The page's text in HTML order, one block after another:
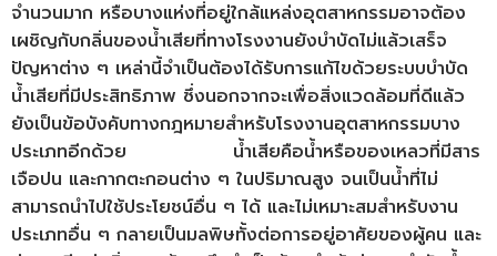
จำนวนมาก หรือบางแห่งที่อยู่ใกล้แหล่งอุตสาหกรรมอาจต้อง
เผชิญกับกลิ่นของน้ำเสียที่ทางโรงงานยังบำบัดไม่แล้วเสร็จ
ปัญหาต่าง ๆ เหล่านี้จำเป็นต้องได้รับการแก้ไขด้วยระบบบำบัด
น้ำเสียที่มีประสิทธิภาพ ซึ่งนอกจากจะเพื่อสิ่งแวดล้อมที่ดีแล้ว
ยังเป็นข้อบังคับทางกฎหมายสำหรับโรงงานอุตสาหกรรมบาง
ประเภทอีกด้วย น้ำเสียคือน้ำหรือของเหลวที่มีสาร
เจือปน และกากตะกอนต่าง ๆ ในปริมาณสูง จนเป็นน้ำที่ไม่
สามารถนำไปใช้ประโยชน์อื่น ๆ ได้ และไม่เหมาะสมสำหรับงาน
ประเภทอื่น ๆ กลายเป็นมลพิษทั้งต่อการอยู่อาศัยของผู้คน และ